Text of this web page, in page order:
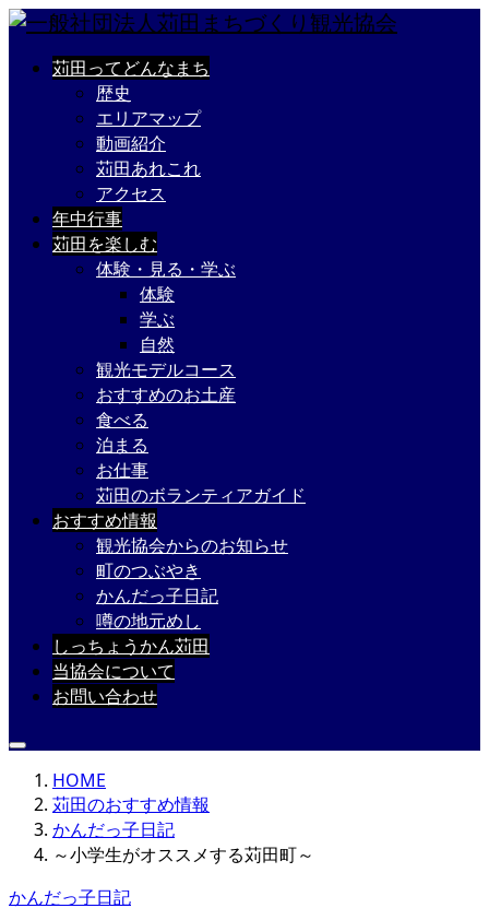
苅田ってどんなまち
歴史
エリアマップ
動画紹介
苅田あれこれ
アクセス
年中行事
苅田を楽しむ
体験・見る・学ぶ
体験
学ぶ
自然
観光モデルコース
おすすめのお土産
食べる
泊まる
お仕事
苅田のボランティアガイド
おすすめ情報
観光協会からのお知らせ
町のつぶやき
かんだっ子日記
噂の地元めし
しっちょうかん苅田
当協会について
お問い合わせ
HOME
苅田のおすすめ情報
かんだっ子日記
～小学生がオススメする苅田町～
かんだっ子日記